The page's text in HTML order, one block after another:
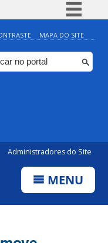
Simplifique!
Comunica BR
Participe
MAPA DO SITE
Administradores do Site
MENU